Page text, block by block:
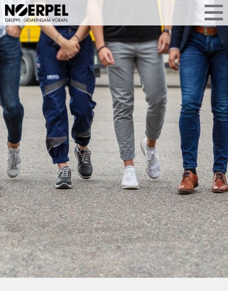
NEUE PERSPEKTIVEN
FÜR IHRE KARRIERE
Finden Sie die Position, die zu Ihnen
passt: für den Berufseinstieg oder mit
Erfahrung. Wir bieten verlässliche
Arbeitsplätze mit starken Teams und
echte Entwicklungschancen an 30
Standorten in Deutschland, Österreich
und der Schweiz. Jetzt bewerben und
eine Stelle mit Zukunft gewinnen.